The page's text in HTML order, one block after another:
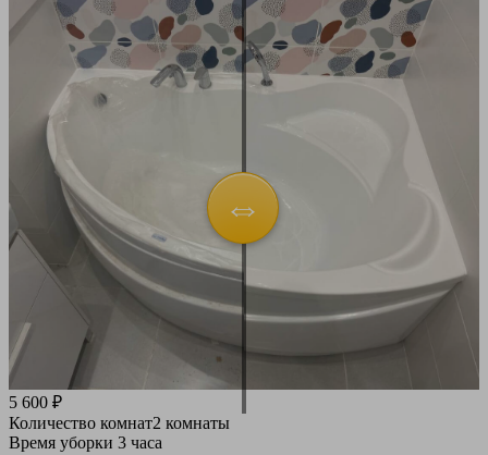
5 600 ₽
Количество комнат2 комнаты
Время уборки 3 часа